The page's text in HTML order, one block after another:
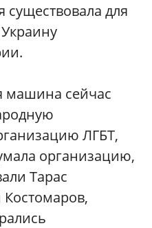
существовала для
машина сейчас
ЛГБТ,
организацию,
Тарас